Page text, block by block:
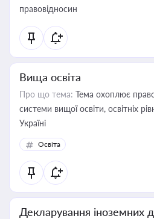
правовідносин
Вища освіта
Про що тема: Тема охоплює
системи вищої освіти, освітніх
Україні
Освіта
Декларування іноземних